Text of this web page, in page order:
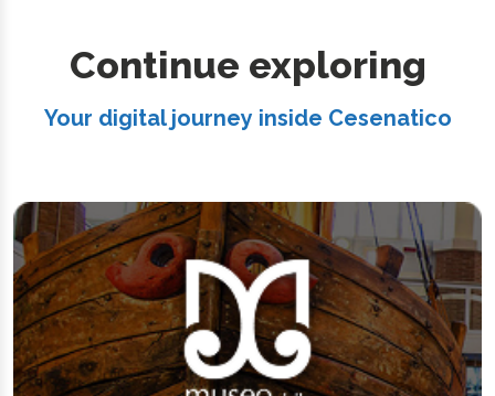
Continue exploring
Your digital journey inside Cesenatico